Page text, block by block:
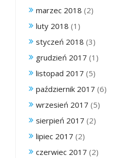
marzec 2018 (2)
luty 2018 (1)
styczeń 2018 (3)
grudzień 2017 (1)
listopad 2017 (5)
październik 2017 (6)
wrzesień 2017 (5)
sierpień 2017 (2)
lipiec 2017 (2)
czerwiec 2017 (2)